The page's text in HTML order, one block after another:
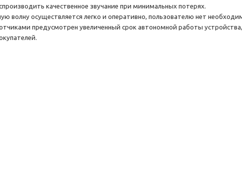
качественное звучание при минимальных потерях.
волну осуществляется легко и оперативно, пользователю нет
предусмотрен увеличенный срок автономной работы